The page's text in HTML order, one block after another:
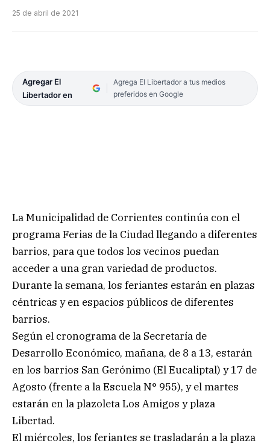
25 de abril de 2021
Agregar El
Libertador en
Agrega El Libertador a tus medios
preferidos en Google
La Municipalidad de Corrientes continúa con el
programa Ferias de la Ciudad llegando a diferentes
barrios, para que todos los vecinos puedan
acceder a una gran variedad de productos.
Durante la semana, los feriantes estarán en plazas
céntricas y en espacios públicos de diferentes
barrios.
Según el cronograma de la Secretaría de
Desarrollo Económico, mañana, de 8 a 13, estarán
en los barrios San Gerónimo (El Eucaliptal) y 17 de
Agosto (frente a la Escuela N° 955), y el martes
estarán en la plazoleta Los Amigos y plaza
Libertad.
El miércoles, los feriantes se trasladarán a la plaza